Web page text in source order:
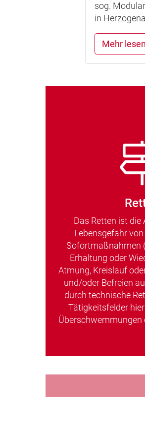
sog.
in
Mehr lesen
Das Retten ist die
Lebensgefahr
Sofortmaßnahmen
Erhaltung oder
Atmung, Kreislauf
und/oder Befreien
durch technische
Tätigkeitsfelder
Überschwemmungen